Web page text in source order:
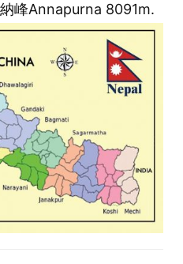
峰Annapurna 8091m.